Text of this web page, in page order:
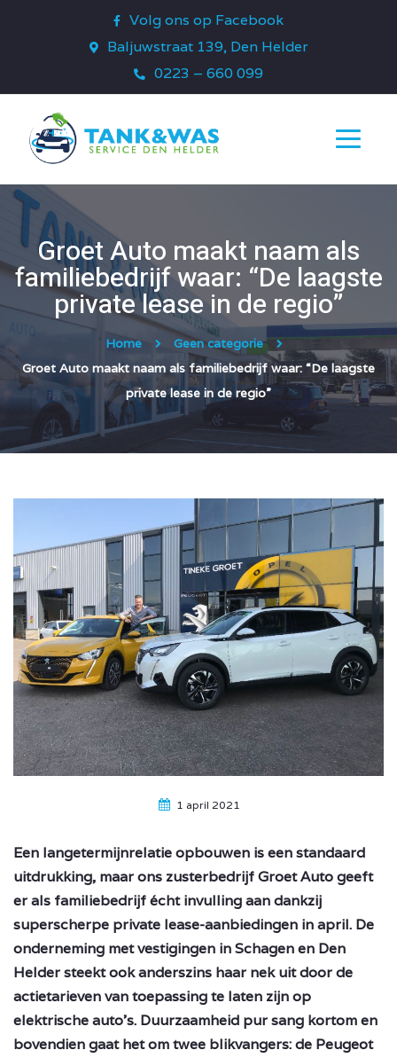
Volg ons op Facebook
Baljuwstraat 139, Den Helder
0223 – 660 099
Groet Auto maakt naam als
familiebedrijf waar: “De laagste
private lease in de regio”
Home
Geen categorie
Groet Auto maakt naam als familiebedrijf waar: “De laagste
private lease in de regio”
1 april 2021
Een langetermijnrelatie opbouwen is een standaard
uitdrukking, maar ons zusterbedrijf Groet Auto geeft
er als familiebedrijf écht invulling aan dankzij
superscherpe private lease-aanbiedingen in april. De
onderneming met vestigingen in Schagen en Den
Helder steekt ook anderszins haar nek uit door de
actietarieven van toepassing te laten zijn op
elektrische auto’s. Duurzaamheid pur sang kortom en
bovendien gaat het om twee blikvangers: de Peugeot